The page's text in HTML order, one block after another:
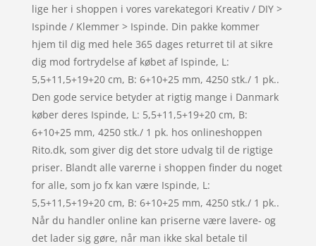
lige her i shoppen i vores varekategori Kreativ / DIY >
Ispinde / Klemmer > Ispinde. Din pakke kommer
hjem til dig med hele 365 dages returret til at sikre
dig mod fortrydelse af købet af Ispinde, L:
5,5+11,5+19+20 cm, B: 6+10+25 mm, 4250 stk./ 1 pk..
Den gode service betyder at rigtig mange i Danmark
køber deres Ispinde, L: 5,5+11,5+19+20 cm, B:
6+10+25 mm, 4250 stk./ 1 pk. hos onlineshoppen
Rito.dk, som giver dig det store udvalg til de rigtige
priser. Blandt alle varerne i shoppen finder du noget
for alle, som jo fx kan være Ispinde, L:
5,5+11,5+19+20 cm, B: 6+10+25 mm, 4250 stk./ 1 pk..
Når du handler online kan priserne være lavere- og
det lader sig gøre, når man ikke skal betale til